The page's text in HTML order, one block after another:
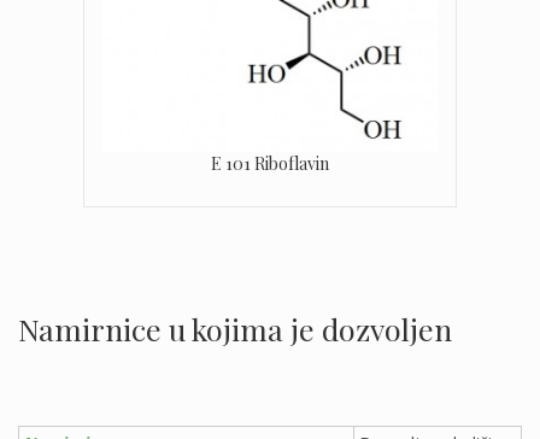
E 101 Riboflavin
Namirnice u kojima je dozvoljen